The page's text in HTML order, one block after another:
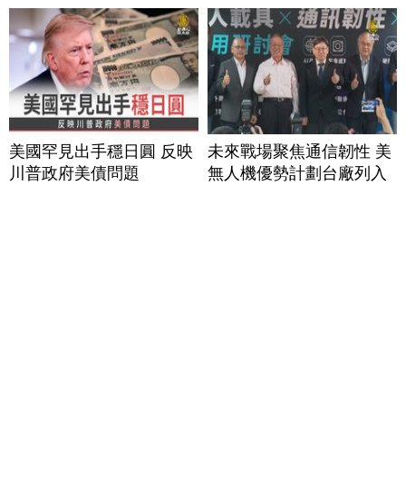
美國罕見出手穩日圓 反映
川普政府美債問題
未來戰場聚焦通信韌性 美
無人機優勢計劃台廠列入